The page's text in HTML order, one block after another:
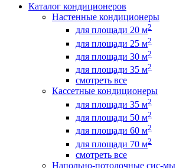
Каталог кондиционеров
Настенные кондиционеры
для площади 20 м2
для площади 25 м2
для площади 30 м2
для площади 35 м2
смотреть все
Кассетные кондиционеры
для площади 35 м2
для площади 50 м2
для площади 60 м2
для площади 70 м2
смотреть все
Напольно-потолочные сис-мы